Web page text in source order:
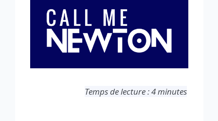
Temps de lecture : 4 minutes